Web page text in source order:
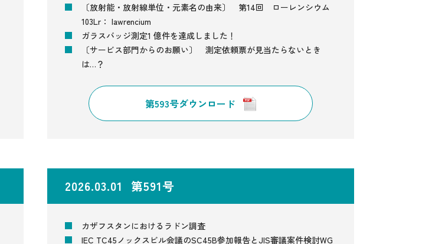
〔放射能・放射線単位・元素名の由来〕 第14回 ローレンシウム
103Lr： lawrencium
ガラスバッジ測定1 億件を達成しました！
〔サービス部門からのお願い〕 測定依頼票が見当たらないとき
は…？
第593号ダウンロード
2026.03.01 第591号
カザフスタンにおけるラドン調査
IEC TC45ノックスビル会議のSC45B参加報告とJIS審議案件検討WG